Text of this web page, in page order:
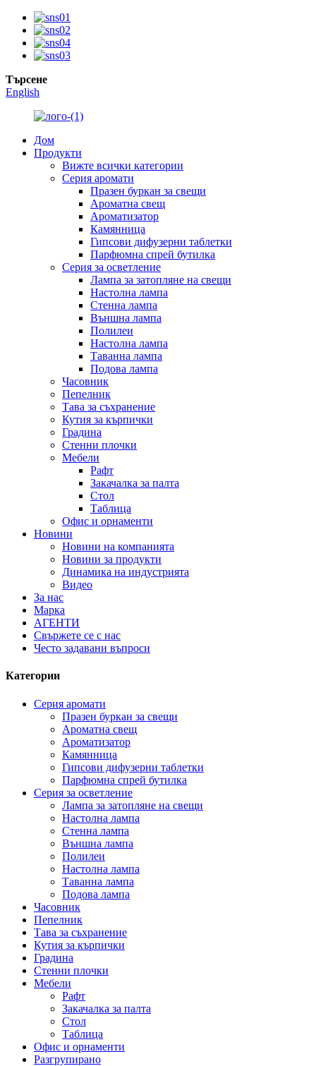
Търсене
English
Дом
Продукти
Вижте всички категории
Серия аромати
Празен буркан за свещи
Ароматна свещ
Ароматизатор
Камянница
Гипсови дифузерни таблетки
Парфюмна спрей бутилка
Серия за осветление
Лампа за затопляне на свещи
Настолна лампа
Стенна лампа
Външна лампа
Полилеи
Настолна лампа
Таванна лампа
Подова лампа
Часовник
Пепелник
Тава за съхранение
Кутия за кърпички
Градина
Стенни плочки
Мебели
Рафт
Закачалка за палта
Стол
Таблица
Офис и орнаменти
Новини
Новини на компанията
Новини за продукти
Динамика на индустрията
Видео
За нас
Марка
АГЕНТИ
Свържете се с нас
Често задавани въпроси
Категории
Серия аромати
Празен буркан за свещи
Ароматна свещ
Ароматизатор
Камянница
Гипсови дифузерни таблетки
Парфюмна спрей бутилка
Серия за осветление
Лампа за затопляне на свещи
Настолна лампа
Стенна лампа
Външна лампа
Полилеи
Настолна лампа
Таванна лампа
Подова лампа
Часовник
Пепелник
Тава за съхранение
Кутия за кърпички
Градина
Стенни плочки
Мебели
Рафт
Закачалка за палта
Стол
Таблица
Офис и орнаменти
Разгрупирано